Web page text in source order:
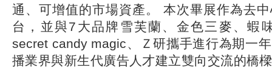
通、可增值的市場資產。 本次畢展作為去
台，並與7大品牌雪芙蘭、金色三麥、蝦
secret candy magic、Ｚ研攜手進行為期一
播業界與新生代廣告人才建立雙向交流的橋